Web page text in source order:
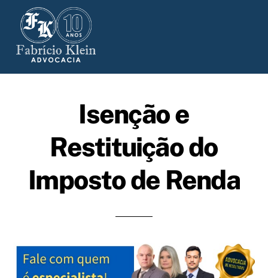
content
Isenção e
Restituição do
Imposto de Renda